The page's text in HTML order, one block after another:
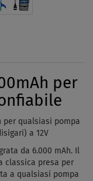
per
per qualsiasi pompa
a 12V
da 6.000 mAh. Il
classica presa per
a qualsiasi pompa